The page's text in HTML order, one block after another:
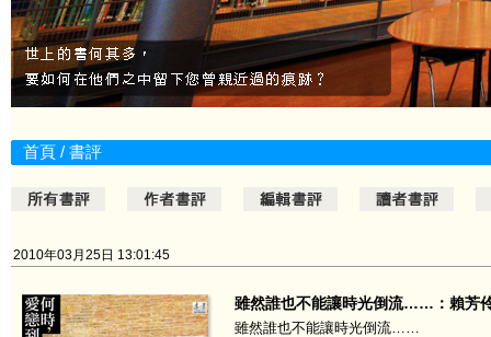
首頁 / 書評
2010年03月25日 13:01:45
雖然誰也不能讓時光倒流……：賴芳
雖然誰也不能讓時光倒流……